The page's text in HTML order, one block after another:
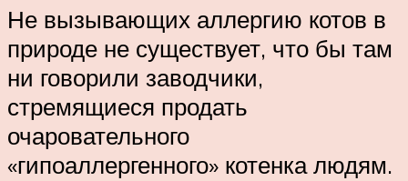
Не вызывающих аллергию котов в
природе не существует, что бы там
ни говорили заводчики,
стремящиеся продать
очаровательного
«гипоаллергенного» котенка людям.